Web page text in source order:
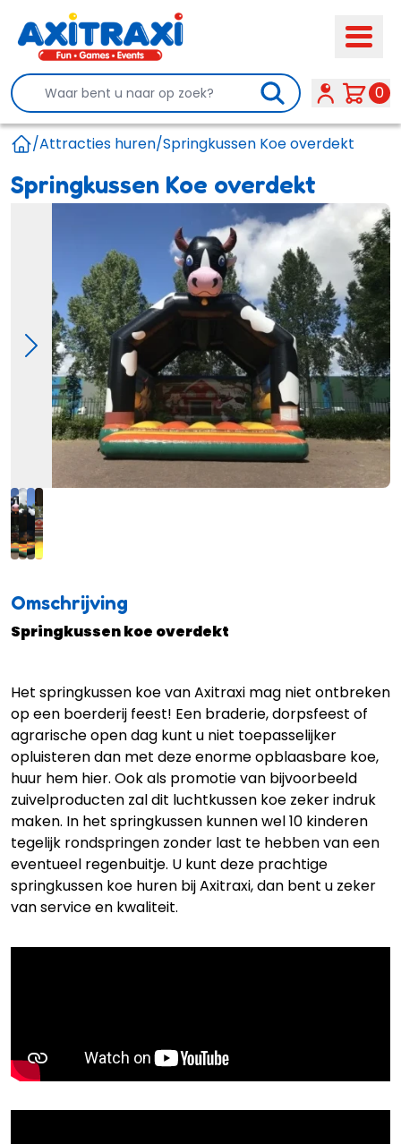
Search 0
/Attracties huren/Springkussen Koe overdekt
Springkussen Koe overdekt
Omschrijving
Springkussen koe overdekt
Het springkussen koe van Axitraxi mag niet ontbreken
op een boerderij feest! Een braderie, dorpsfeest of
agrarische open dag kunt u niet toepasselijker
opluisteren dan met deze enorme opblaasbare koe,
huur hem hier. Ook als promotie van bijvoorbeeld
zuivelproducten zal dit luchtkussen koe zeker indruk
maken. In het springkussen kunnen wel 10 kinderen
tegelijk rondspringen zonder last te hebben van een
eventueel regenbuitje. U kunt deze prachtige
springkussen koe huren bij Axitraxi, dan bent u zeker
van service en kwaliteit.